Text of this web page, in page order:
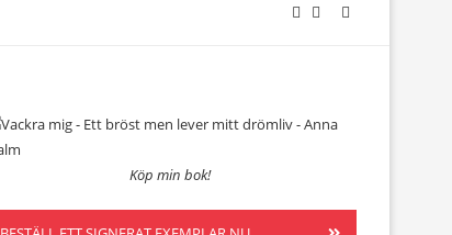
Köp min bok!